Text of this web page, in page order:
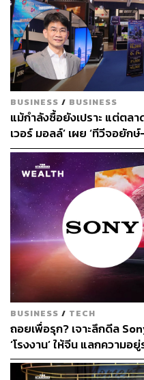
สำหรับมูลค่าการใช้เม็ดเงิ
แรก อุตสาหกรรมที่มีการใ
และเครื่องดื่ม ด้วยมูลค่า
ผลิตภัณฑ์เพื่อความงามและ
และที่น่าสนใจคือ กลุ่มการท่
กระโดดถึง 46% มีมูลค่าก
ตัวของธุรกิจท่องเที่ยวที่กลับ
นอกจากสื่อโทรทัศน์แล้ว สื่อ
เติบโตสูงถึง 16% คิดเป็นเม็
ว่าหลังจากสถานการณ์โควิ
นอกบ้านกันมากขึ้น สื่อนอก
หนึ่ง ทว่าตัวเลขยังน้อยกว่า
7,890 ล้านบาท
จากข้อมูลของ Nielsen ชี้ใ
เปลี่ยนไปตามยุคสมัยและพฤ
โทรทัศน์ก็ยังเป็นสื่อที่มีอิทธิ
เนื่อง เพียงแต่รูปแบบการรั
มากขึ้น นักการตลาดจึงต้อง
ใช้สื่อที่หลากหลายเพื่อเข้า
ให้ทันกับพฤติกรรมของคนดู
และกระตุ้นยอดขายให้ได้ต
BUSINESS / BUSINESS
แม้กำลังซื้อยังเปราะ แต่ตลา
เวอร์ มอลล์’ เผย ‘ทีวีจอยัก
จัดและบอลโลกครึ่งปีหลัง
BUSINESS / TECH
ถอยเพื่อรุก? เจาะลึกดีล
‘โรงงาน’ ให้จีน แลกความอ